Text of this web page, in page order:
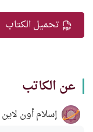
تحميل الكتاب
عن الكاتب
إسلام أون لاين